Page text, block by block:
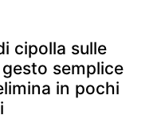
cipolla sulle
semplice
in pochi